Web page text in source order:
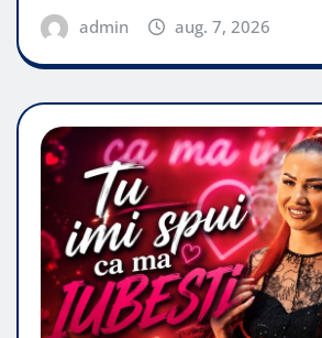
admin aug. 7, 2026